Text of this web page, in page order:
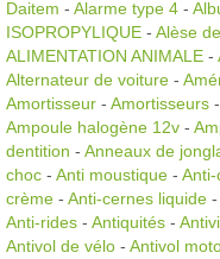
Daitem - Alarme type 4 -
ISOPROPYLIQUE - Alèse
ALIMENTATION ANIMALE -
Alternateur de voiture -
Amortisseur - Amortisseurs -
Ampoule halogène 12v -
dentition - Anneaux de
choc - Anti moustique -
crème - Anti-cernes liquide -
Anti-rides - Antiquités -
Antivol de vélo - Antivol